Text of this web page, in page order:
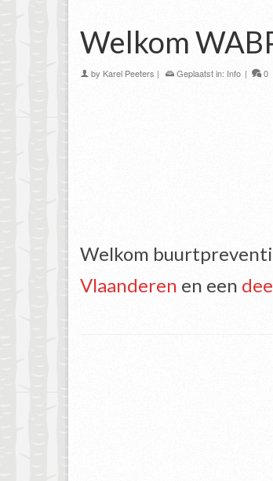
Welkom
by Karel Peeters | Geplaatst in: Info | 0
Welkom
Vlaanderen en een